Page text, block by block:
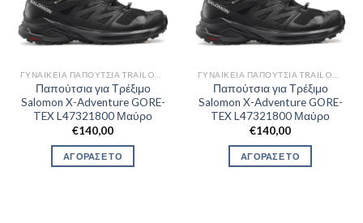
Παπούτσια για Τρέξιμο
Salomon X-Adventure GORE-
TEX L47321800 Μαύρο
€140,00
ΑΓΟΡΑΣΕ ΤΟ
Παπούτσια για Τρέξιμο
Salomon X-Adventure GORE-
TEX L47321800 Μαύρο
€140,00
ΑΓΟΡΑΣΕ ΤΟ